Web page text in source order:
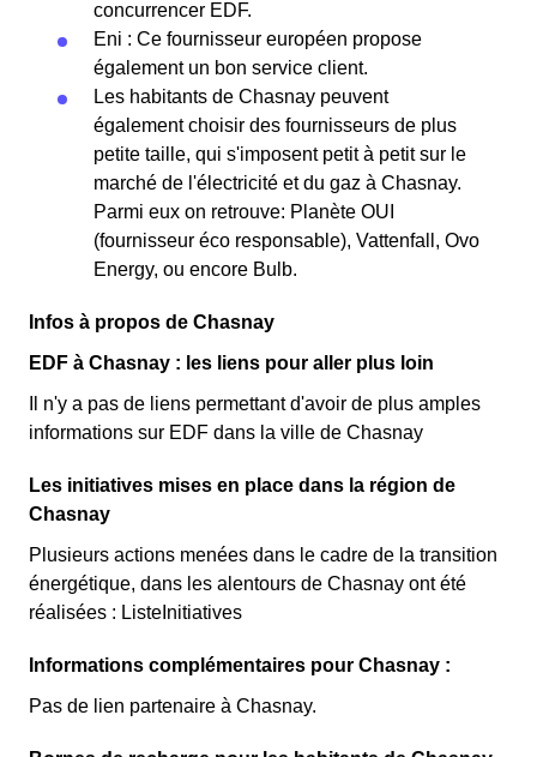
concurrencer EDF.
Eni : Ce fournisseur européen propose
également un bon service client.
Les habitants de Chasnay peuvent
également choisir des fournisseurs de plus
petite taille, qui s'imposent petit à petit sur le
marché de l'électricité et du gaz à Chasnay.
Parmi eux on retrouve: Planète OUI
(fournisseur éco responsable), Vattenfall, Ovo
Energy, ou encore Bulb.
Infos à propos de Chasnay
EDF à Chasnay : les liens pour aller plus loin
Il n'y a pas de liens permettant d'avoir de plus amples
informations sur EDF dans la ville de Chasnay
Les initiatives mises en place dans la région de
Chasnay
Plusieurs actions menées dans le cadre de la transition
énergétique, dans les alentours de Chasnay ont été
réalisées : ListeInitiatives
Informations complémentaires pour Chasnay :
Pas de lien partenaire à Chasnay.